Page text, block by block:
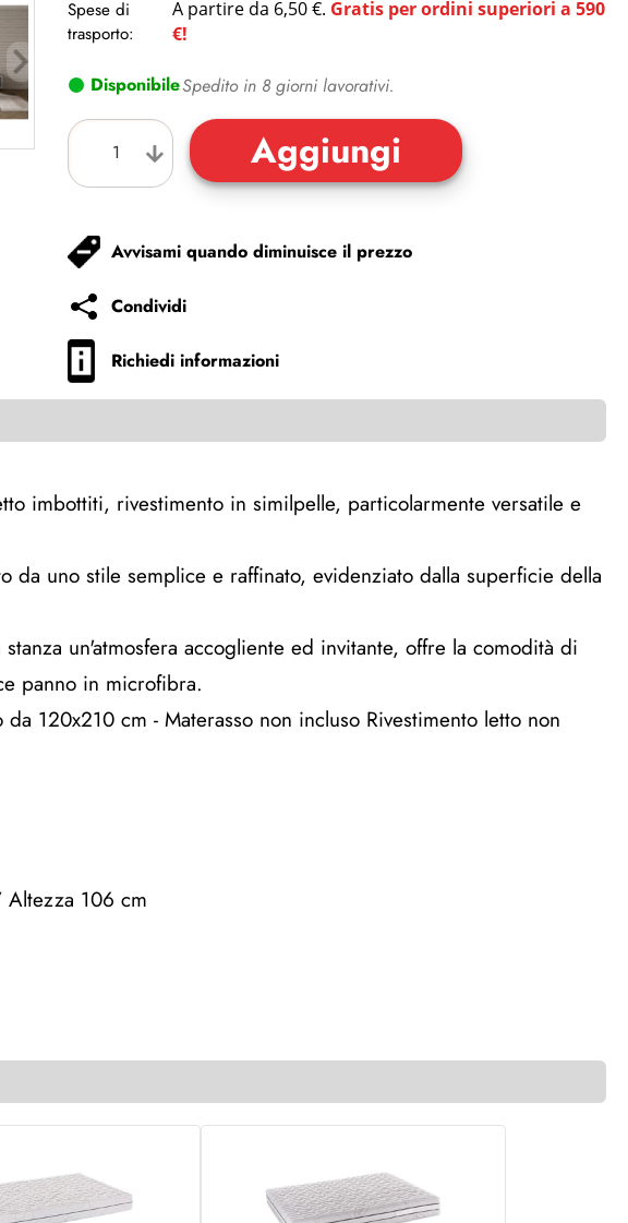
Spese di
trasporto:
A partire da 6,50 €. Gratis per ordini superiori a 590
€!
DisponibileSpedito in 8 giorni lavorativi.
Avvisami quando diminuisce il prezzo
Condividi
Richiedi informazioni
imbottiti, rivestimento in similpelle, particolarmente versatile e
uno stile semplice e raffinato, evidenziato dalla superficie della
un'atmosfera accogliente ed invitante, offre la comodità di
panno in microfibra.
120x210 cm - Materasso non incluso Rivestimento letto non
106 cm